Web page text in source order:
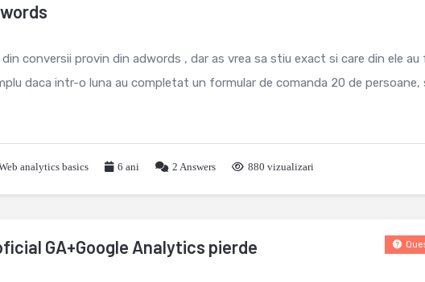
conversii provin din adwords , dar as vrea sa stiu exact si care din ele
daca intr-o luna au completat un formular de comanda 20 de persoane,
analytics basics 6 ani 2 Answers 880 vizualizari
GA+Google Analytics pierde